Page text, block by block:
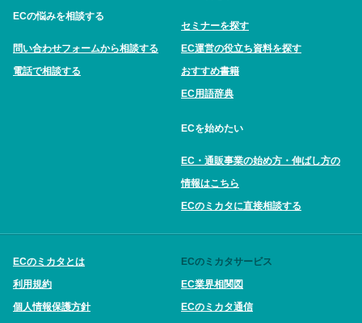
ECの悩みを相談する
問い合わせフォームから相談する
電話で相談する
セミナーを探す
EC運営の役立ち資料を探す
おすすめ書籍
EC用語辞典
ECを始めたい
EC・通販事業の始め方・伸ばし方の
情報はこちら
ECのミカタに直接相談する
ECのミカタとは
利用規約
個人情報保護方針
ECのミカタサービス
EC業界相関図
ECのミカタ通信